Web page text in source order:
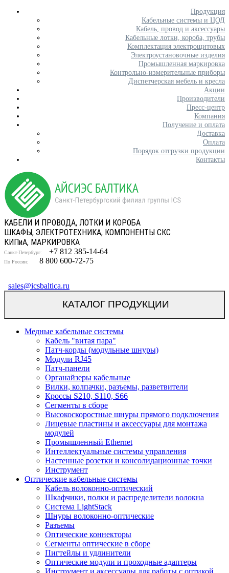
Продукция
Кабельные системы и ЦОД
Кабель, провод и аксессуары
Кабельные лотки, короба, трубы
Комплектация электрощитовых
Электроустановочные изделия
Промышленная маркировка
Контрольно-измерительные приборы
Диспетчерская мебель и кресла
Акции
Производители
Пресс-центр
Компания
Получение и оплата
Доставка
Оплата
Порядок отгрузки продукции
Контакты
КАБЕЛИ И ПРОВОДА, ЛОТКИ И КОРОБА
ШКАФЫ, ЭЛЕКТРОТЕХНИКА, КОМПОНЕНТЫ СКС
КИПиА, МАРКИРОВКА
Санкт-Петербург: +7 812 385-14-64
По России: 8 800 600-72-75
sales@icsbaltica.ru
КАТАЛОГ ПРОДУКЦИИ
Медные кабельные системы
Кабель "витая пара"
Патч-корды (модульные шнуры)
Модули RJ45
Патч-панели
Органайзеры кабельные
Вилки, колпачки, разъемы, разветвители
Кроссы S210, S110, S66
Сегменты в сборе
Высокоскоростные шнуры прямого подключения
Лицевые пластины и аксессуары для монтажа
модулей
Промышленный Ethernet
Интеллектуальные системы управления
Настенные розетки и консолидационные точки
Инструмент
Оптические кабельные системы
Кабель волоконно-оптический
Шкафчики, полки и распределители волокна
Система LightStack
Шнуры волоконно-оптические
Разъемы
Оптические коннекторы
Сегменты оптические в сборе
Пигтейлы и удлинители
Оптические модули и проходные адаптеры
Инструмент и аксессуары для работы с оптикой